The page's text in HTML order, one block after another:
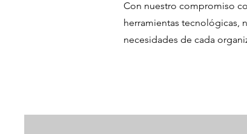
Con nuestro compromiso
herramientas tecnológicas,
necesidades de cada